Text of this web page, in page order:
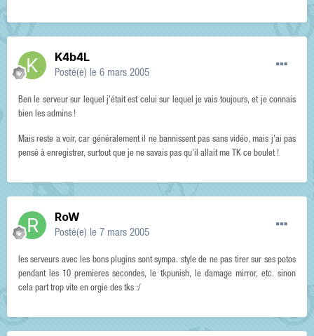
K4b4L
Posté(e) le 6 mars 2005
Ben le serveur sur lequel j'était est celui sur lequel je vais toujours, et je connais
bien les admins !
Mais reste a voir, car généralement il ne bannissent pas sans vidéo, mais j'ai pas
pensé à enregistrer, surtout que je ne savais pas qu'il allait me TK ce boulet !
RoW
Posté(e) le 7 mars 2005
les serveurs avec les bons plugins sont sympa. style de ne pas tirer sur ses potos
pendant les 10 premieres secondes, le tkpunish, le damage mirror, etc. sinon
cela part trop vite en orgie des tks :/